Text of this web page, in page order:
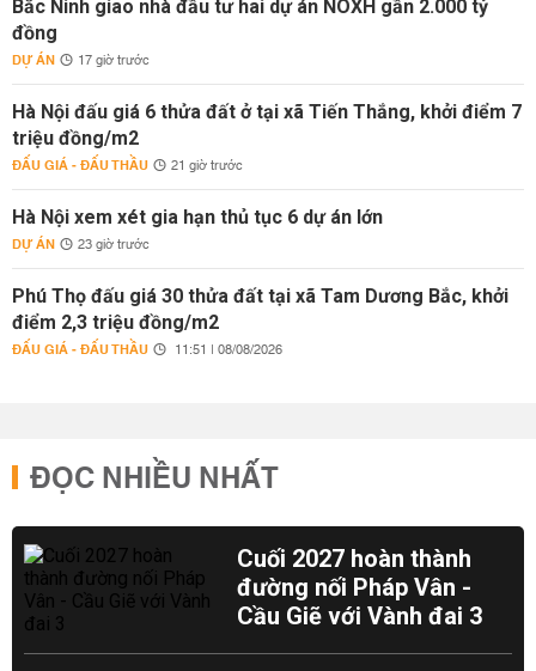
Bắc Ninh giao nhà đầu tư hai dự án NOXH gần 2.000 tỷ
đồng
DỰ ÁN 17 giờ trước
Hà Nội đấu giá 6 thửa đất ở tại xã Tiến Thắng, khởi điểm 7
triệu đồng/m2
ĐẤU GIÁ - ĐẤU THẦU 21 giờ trước
Hà Nội xem xét gia hạn thủ tục 6 dự án lớn
DỰ ÁN 23 giờ trước
Phú Thọ đấu giá 30 thửa đất tại xã Tam Dương Bắc, khởi
điểm 2,3 triệu đồng/m2
ĐẤU GIÁ - ĐẤU THẦU 11:51 | 08/08/2026
ĐỌC NHIỀU NHẤT
Cuối 2027 hoàn thành
đường nối Pháp Vân -
Cầu Giẽ với Vành đai 3